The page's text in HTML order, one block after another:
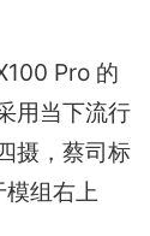
Pro 的
用当下流行
摄，蔡司标
组右上